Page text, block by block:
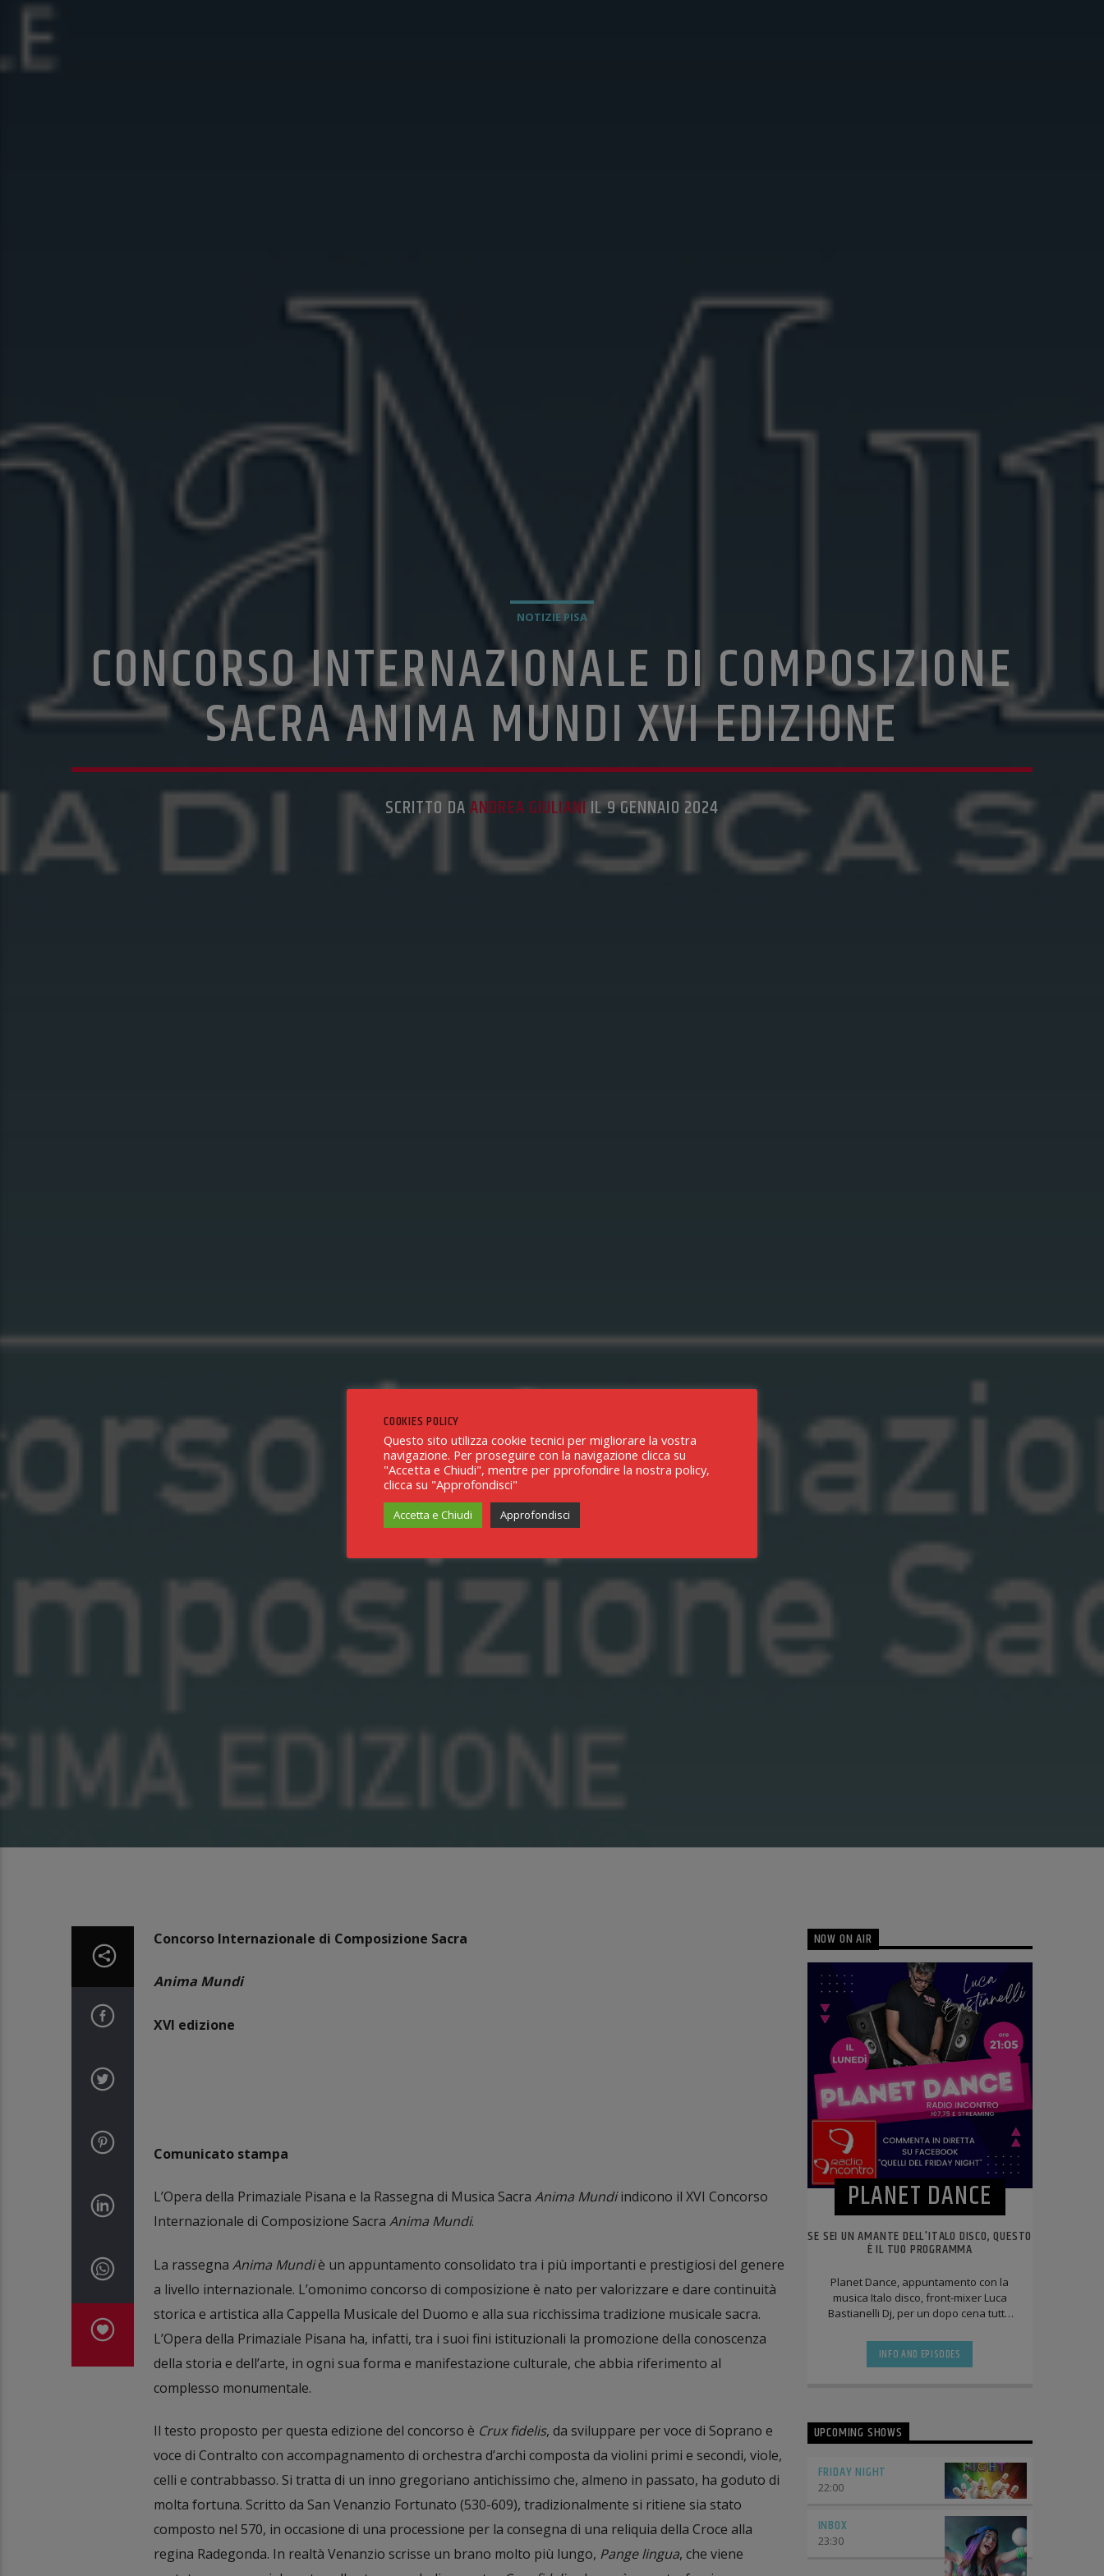
NOTIZIE PISA
CONCORSO INTERNAZIONALE DI COMPOSIZIONE
SACRA ANIMA MUNDI XVI EDIZIONE
SCRITTO DAANDREA GIULIANIIL 9 GENNAIO 2024
Concorso Internazionale di Composizione Sacra
Anima Mundi
XVI edizione
Comunicato stampa
L’Opera della Primaziale Pisana e la Rassegna di Musica Sacra Anima Mundiindicono il XVI Concorso
Internazionale di Composizione Sacra Anima Mundi.
La rassegna Anima Mundiè un appuntamento consolidato tra i più importanti e prestigiosi del genere
a livello internazionale. L’omonimo concorso di composizione è nato per valorizzare e dare continuità
storica e artistica alla Cappella Musicale del Duomo e alla sua ricchissima tradizione musicale sacra.
L’Opera della Primaziale Pisana ha, infatti, tra i suoi fini istituzionali la promozione della conoscenza
della storia e dell’arte, in ogni sua forma e manifestazione culturale, che abbia riferimento al
complesso monumentale.
Il testo proposto per questa edizione del concorso è Crux fidelis, da sviluppare per voce di Soprano e
voce di Contralto con accompagnamento di orchestra d’archi composta da violini primi e secondi, viole,
celli e contrabbasso. Si tratta di un inno gregoriano antichissimo che, almeno in passato, ha goduto di
molta fortuna. Scritto da San Venanzio Fortunato (530-609), tradizionalmente si ritiene sia stato
composto nel 570, in occasione di una processione per la consegna di una reliquia della Croce alla
regina Radegonda. In realtà Venanzio scrisse un brano molto più lungo, Pange lingua, che viene
NOW ON AIR
PLANET DANCE
SE SEI UN AMANTE DELL'ITALO DISCO, QUESTO
È IL TUO PROGRAMMA
Planet Dance, appuntamento con la
musica Italo disco, front-mixer Luca
Bastianelli Dj, per un dopo cena tutto
venerdì [...]
INFO AND EPISODES
UPCOMING SHOWS
FRIDAY NIGHT
22:00
INBOX
23:30
COOKIES POLICY
Questo sito utilizza cookie tecnici per migliorare la vostra
navigazione. Per proseguire con la navigazione clicca su
"Accetta e Chiudi", mentre per pprofondire la nostra policy,
clicca su "Approfondisci"
Accetta e Chiudi Approfondisci